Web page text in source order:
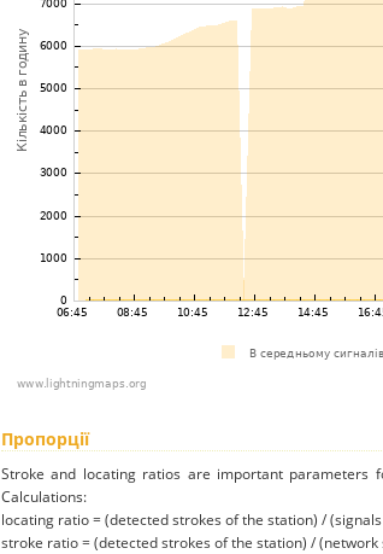
Пропорції
Stroke and locating ratios are important parameters
Calculations:
locating ratio = (detected strokes of the station) /
stroke ratio = (detected strokes of the station) / (network